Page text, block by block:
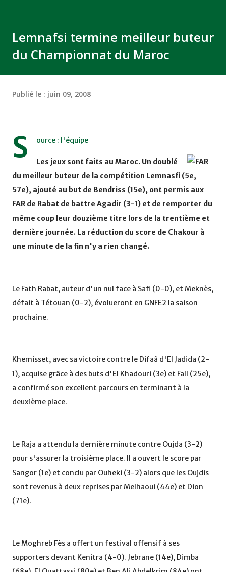
Lemnafsi termine meilleur buteur
du Championnat du Maroc
Publié le : juin 09, 2008
S ource : l'équipe
Les jeux sont faits au Maroc. Un doublé
du meilleur buteur de la compétition Lemnasfi (5e,
57e), ajouté au but de Bendriss (15e), ont permis aux
FAR de Rabat de battre Agadir (3-1) et de remporter du
même coup leur douzième titre lors de la trentième et
dernière journée. La réduction du score de Chakour à
une minute de la fin n'y a rien changé.
Le Fath Rabat, auteur d'un nul face à Safi (0-0), et Meknès,
défait à Tétouan (0-2), évolueront en GNFE2 la saison
prochaine.
Khemisset, avec sa victoire contre le Difaâ d'El Jadida (2-
1), acquise grâce à des buts d'El Khadouri (3e) et Fall (25e),
a confirmé son excellent parcours en terminant à la
deuxième place.
Le Raja a attendu la dernière minute contre Oujda (3-2)
pour s'assurer la troisième place. Il a ouvert le score par
Sangor (1e) et conclu par Ouheki (3-2) alors que les Oujdis
sont revenus à deux reprises par Melhaoui (44e) et Dion
(71e).
Le Moghreb Fès a offert un festival offensif à ses
supporters devant Kenitra (4-0). Jebrane (14e), Dimba